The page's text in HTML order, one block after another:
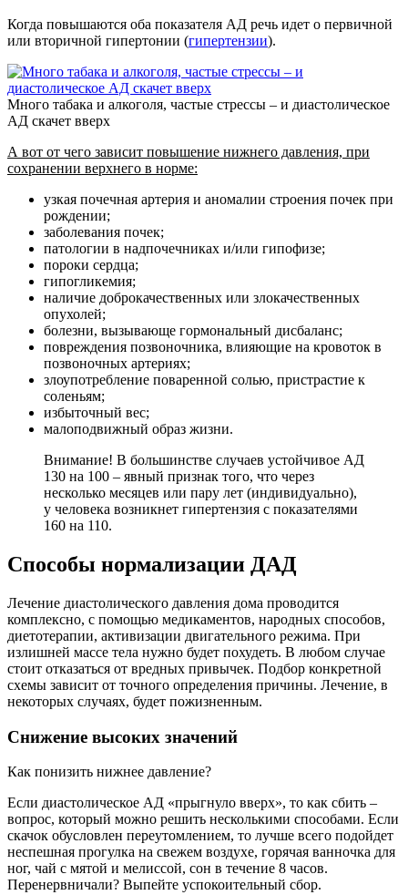
Когда повышаются оба показателя АД речь идет о первичной
или вторичной гипертонии (гипертензии).
Много табака и алкоголя, частые стрессы – и диастолическое
АД скачет вверх
А вот от чего зависит повышение нижнего давления, при
сохранении верхнего в норме:
узкая почечная артерия и аномалии строения почек при
рождении;
заболевания почек;
патологии в надпочечниках и/или гипофизе;
пороки сердца;
гипогликемия;
наличие доброкачественных или злокачественных
опухолей;
болезни, вызывающе гормональный дисбаланс;
повреждения позвоночника, влияющие на кровоток в
позвоночных артериях;
злоупотребление поваренной солью, пристрастие к
соленьям;
избыточный вес;
малоподвижный образ жизни.
Внимание! В большинстве случаев устойчивое АД
130 на 100 – явный признак того, что через
несколько месяцев или пару лет (индивидуально),
у человека возникнет гипертензия с показателями
160 на 110.
Способы нормализации ДАД
Лечение диастолического давления дома проводится
комплексно, с помощью медикаментов, народных способов,
диетотерапии, активизации двигательного режима. При
излишней массе тела нужно будет похудеть. В любом случае
стоит отказаться от вредных привычек. Подбор конкретной
схемы зависит от точного определения причины. Лечение, в
некоторых случаях, будет пожизненным.
Снижение высоких значений
Как понизить нижнее давление?
Если диастолическое АД «прыгнуло вверх», то как сбить –
вопрос, который можно решить несколькими способами. Если
скачок обусловлен переутомлением, то лучше всего подойдет
неспешная прогулка на свежем воздухе, горячая ванночка для
ног, чай с мятой и мелиссой, сон в течение 8 часов.
Перенервничали? Выпейте успокоительный сбор.